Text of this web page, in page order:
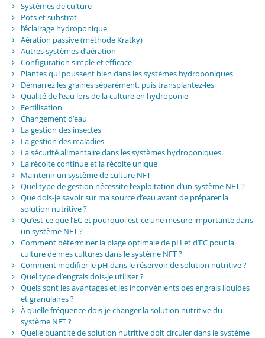
Systèmes de culture
Pots et substrat
l’éclairage hydroponique
Aération passive (méthode Kratky)
Autres systèmes d’aération
Configuration simple et efficace
Plantes qui poussent bien dans les systèmes hydroponiques
Démarrez les graines séparément, puis transplantez-les
Qualité de l’eau lors de la culture en hydroponie
Fertilisation
Changement d’eau
La gestion des insectes
La gestion des maladies
La sécurité alimentaire dans les systèmes hydroponiques
La récolte continue et la récolte unique
Maintenir un système de culture NFT
Quel type de gestion nécessite l’exploitation d’un système NFT ?
Que dois-je savoir sur ma source d’eau avant de préparer la
solution nutritive ?
Qu’est-ce que l’EC et pourquoi est-ce une mesure importante dans
un système NFT ?
Comment déterminer la plage optimale de pH et d’EC pour la
culture de mes cultures dans le système NFT ?
Comment modifier le pH dans le réservoir de solution nutritive ?
Quel type d’engrais dois-je utiliser ?
Quels sont les avantages et les inconvénients des engrais liquides
et granulaires ?
À quelle fréquence dois-je changer la solution nutritive du
système NFT ?
Quelle quantité de solution nutritive doit circuler dans le système